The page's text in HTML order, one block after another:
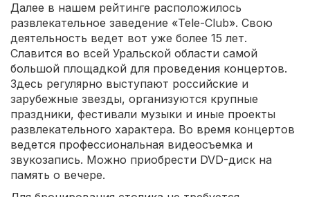
Далее в нашем рейтинге расположилось
развлекательное заведение «Tele-Club». Свою
деятельность ведет вот уже более 15 лет.
Славится во всей Уральской области самой
большой площадкой для проведения концертов.
Здесь регулярно выступают российские и
зарубежные звезды, организуются крупные
праздники, фестивали музыки и иные проекты
развлекательного характера. Во время концертов
ведется профессиональная видеосъемка и
звукозапись. Можно приобрести DVD-диск на
память о вечере.